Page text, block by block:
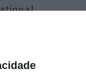
na